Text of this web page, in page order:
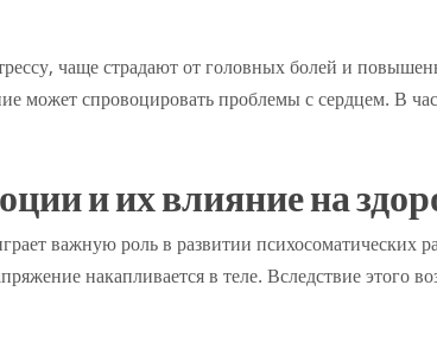
чаще страдают от головных болей и
может спровоцировать проблемы с сердцем. В
и их влияние на
важную роль в развитии психосоматических
накапливается в теле. Вследствие этого